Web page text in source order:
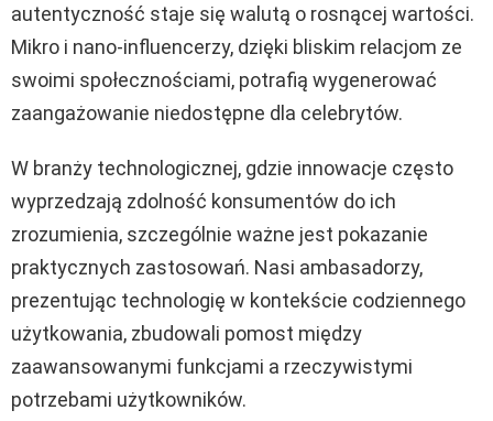
autentyczność staje się walutą o rosnącej wartości.
Mikro i nano-influencerzy, dzięki bliskim relacjom ze
swoimi społecznościami, potrafią wygenerować
zaangażowanie niedostępne dla celebrytów.
W branży technologicznej, gdzie innowacje często
wyprzedzają zdolność konsumentów do ich
zrozumienia, szczególnie ważne jest pokazanie
praktycznych zastosowań. Nasi ambasadorzy,
prezentując technologię w kontekście codziennego
użytkowania, zbudowali pomost między
zaawansowanymi funkcjami a rzeczywistymi
potrzebami użytkowników.